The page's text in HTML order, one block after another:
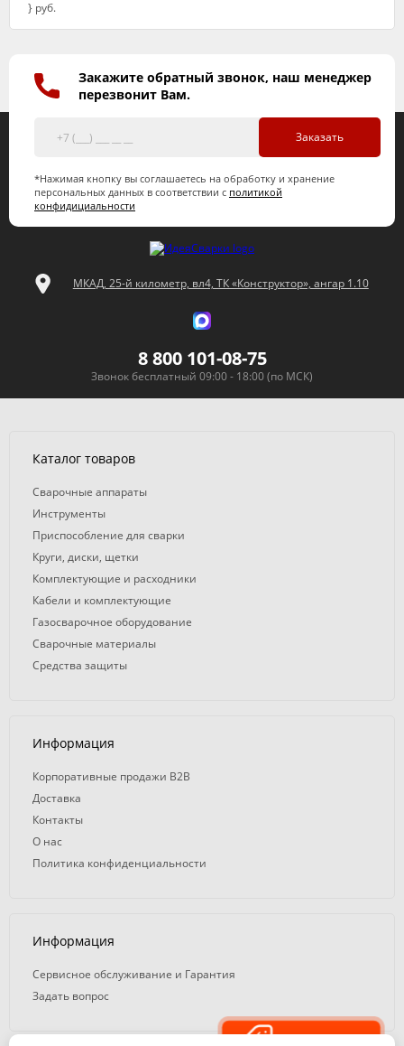
Закажите обратный звонок, наш менеджер
перезвонит Вам.
Заказать
*Нажимая кнопку вы соглашаетесь на обработку и хранение
персональных данных в соответствии с политикой
конфидициальности
МКАД, 25-й километр, вл4, ТК «Конструктор», ангар 1.10
8 800 101-08-75
Звонок бесплатный 09:00 - 18:00 (по МСК)
Каталог товаров
Сварочные аппараты
Инструменты
Приспособление для сварки
Круги, диски, щетки
Комплектующие и расходники
Кабели и комплектующие
Газосварочное оборудование
Сварочные материалы
Средства защиты
Информация
Корпоративные продажи B2B
Доставка
Контакты
О нас
Политика конфиденциальности
Информация
Сервисное обслуживание и Гарантия
Задать вопрос